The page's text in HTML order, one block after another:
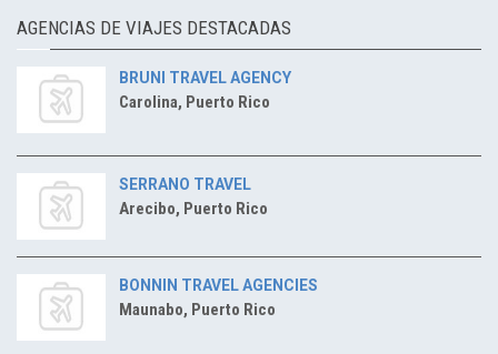
AGENCIAS DE VIAJES DESTACADAS
BRUNI TRAVEL AGENCY
Carolina, Puerto Rico
SERRANO TRAVEL
Arecibo, Puerto Rico
BONNIN TRAVEL AGENCIES
Maunabo, Puerto Rico